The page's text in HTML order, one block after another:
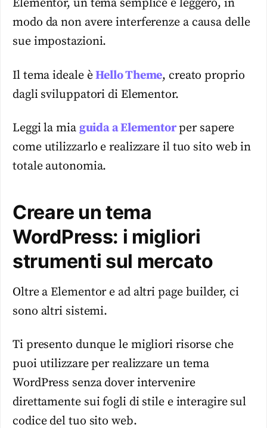
Elementor, un tema semplice e leggero, in
modo da non avere interferenze a causa delle
sue impostazioni.
Il tema ideale èHello Theme, creato proprio
dagli sviluppatori di Elementor.
Leggi la mia guida a Elementorper sapere
come utilizzarlo e realizzare il tuo sito web in
totale autonomia.
Creare un tema
WordPress: i migliori
strumenti sul mercato
Oltre a Elementor e ad altri page builder, ci
sono altri sistemi.
Ti presento dunque le migliori risorse che
puoi utilizzare per realizzare un tema
WordPress senza dover intervenire
direttamente sui fogli di stile e interagire sul
codice del tuo sito web.